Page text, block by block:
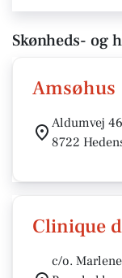
Skønheds- og
Amsøhus
Aldumvej 46
8722
Clinique
c/o.